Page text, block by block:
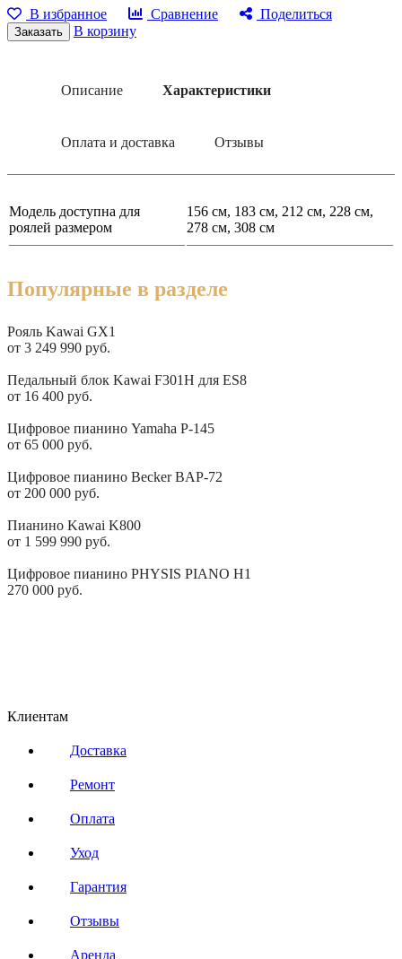
В избранное Сравнение Поделиться
Заказать В корзину
Описание Характеристики
Оплата и доставка Отзывы
Модель доступна для
роялей размером
156 см, 183 см, 212 см, 228 см,
278 см, 308 см
Популярные в разделе
Рояль Kawai GX1
от 3 249 990 руб.
Педальный блок Kawai F301H для ES8
от 16 400 руб.
Цифровое пианино Yamaha P-145
от 65 000 руб.
Цифровое пианино Becker BAP-72
от 200 000 руб.
Пианино Kawai K800
от 1 599 990 руб.
Цифровое пианино PHYSIS PIANO H1
270 000 руб.
Клиентам
Доставка
Ремонт
Оплата
Уход
Гарантия
Отзывы
Аренда